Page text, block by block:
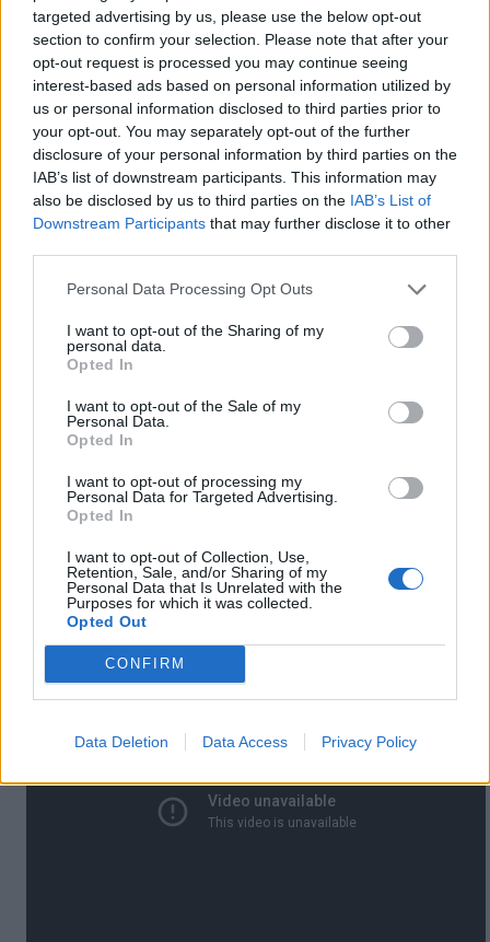
targeted advertising by us, please use the below opt-out
section to confirm your selection. Please note that after your
opt-out request is processed you may continue seeing
interest-based ads based on personal information utilized by
us or personal information disclosed to third parties prior to
your opt-out. You may separately opt-out of the further
disclosure of your personal information by third parties on the
IAB’s list of downstream participants. This information may
also be disclosed by us to third parties on the IAB’s List of
Downstream Participants that may further disclose it to other
Personal Data Processing Opt Outs
I want to opt-out of the Sharing of my
personal data.
Opted In
I want to opt-out of the Sale of my
Personal Data.
Opted In
I want to opt-out of processing my
Personal Data for Targeted Advertising.
Opted In
I want to opt-out of Collection, Use,
Retention, Sale, and/or Sharing of my
Personal Data that Is Unrelated with the
Purposes for which it was collected.
Opted Out
CONFIRM
Data Deletion Data Access Privacy Policy
állatorvos, a PettBull Állati Flashmob szervezője
A találkozó hétfő este 18.00-kor lesz, ekkor kapják meg a
résztvevők az instrukciókat, és az akció utánra szóló jutalom-
konzerveket. A Flashmob 19:00-kor kezdődik.
Érkezz akár
nézőként, akár résztvevőként, az élmény fergetegesnek
A naprakész információkért kövesd az esemény Facebook-
Kedvcsinálóként nézzétek meg Zora fantasztikus trükkjeit -
vele is találkozhattok a Flashmobon!